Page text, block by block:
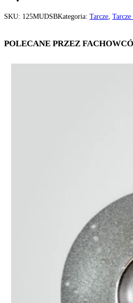
SKU: 125MUDSBKategoria: Tarcze Tarcze
POLECANE PRZEZ